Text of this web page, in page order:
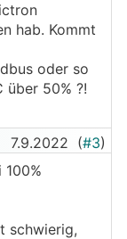
hab. Kommt
oder so
über 50% ?!
7.9.2022 (#3)
schwierig,